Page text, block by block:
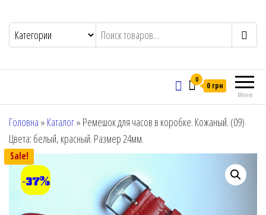
Меню
0
0 грн
Головна » Каталог» Ремешок для часов в коробке. Кожаный. (09)
Цвета: белый, красный. Размер 24мм.
Sale!
-37%